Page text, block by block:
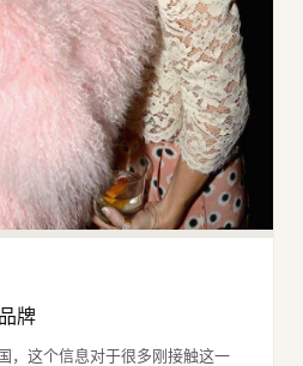
牌
，这个信息对于很多刚接触这一